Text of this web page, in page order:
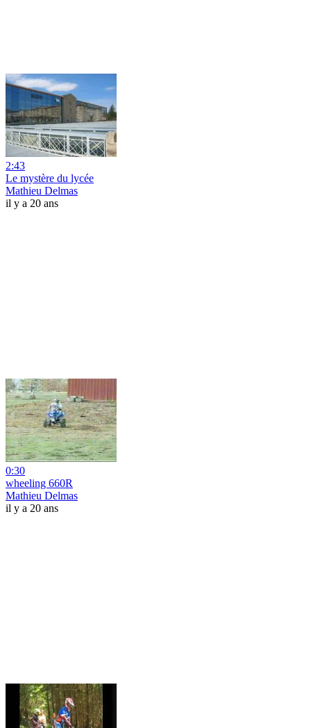
2:43
Le mystère du lycée
Mathieu Delmas
il y a 20 ans
0:30
wheeling 660R
Mathieu Delmas
il y a 20 ans